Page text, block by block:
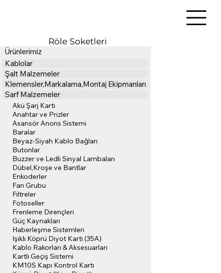
Ürünlerimiz
Kablolar
Şalt Malzemeler
Klemensler,Markalama,Montaj Ekipmanları
Sarf Malzemeler
Akü Şarj Kartı
Anahtar ve Prizler
Asansör Anons Sistemi
Baralar
Beyaz-Siyah Kablo Bağları
Butonlar
Buzzer ve Ledli Sinyal Lambaları
Dübel,Kroşe ve Bantlar
Enkoderler
Fan Grubu
Filtreler
Fotoseller
Frenleme Dirençleri
Güç Kaynakları
Haberleşme Sistemleri
Işıklı Köprü Diyot Kartı (35A)
Kablo Rakorları & Aksesuarları
Kartlı Geçiş Sistemi
KM10S Kapı Kontrol Kartı
Röle Soketleri